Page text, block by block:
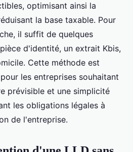
optimisant ainsi la
la base taxable. Pour
il suffit de quelques
d'identité, un extrait Kbis,
Cette méthode est
les entreprises souhaitant
prévisible et une simplicité
les obligations légales à
de l'entreprise.